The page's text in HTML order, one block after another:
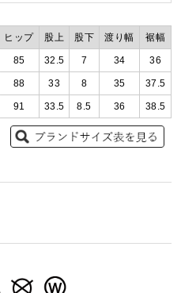
ヒップ 股上 股下 渡り幅 裾幅
85 32.5 7 34 36
88 33 8 35 37.5
91 33.5 8.5 36 38.5